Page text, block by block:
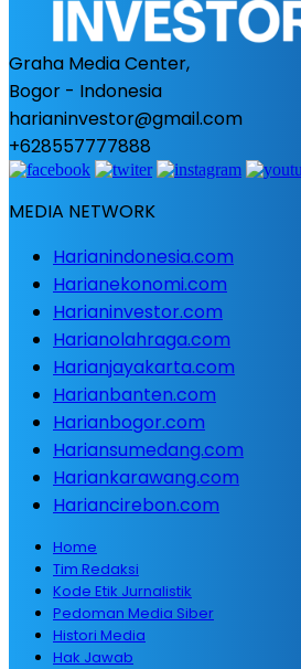
Graha Media Center,
Bogor - Indonesia
harianinvestor@gmail.com
+628557777888
MEDIA NETWORK
Harianindonesia.com
Harianekonomi.com
Harianinvestor.com
Harianolahraga.com
Harianjayakarta.com
Harianbanten.com
Harianbogor.com
Hariansumedang.com
Hariankarawang.com
Hariancirebon.com
Home
Tim Redaksi
Kode Etik Jurnalistik
Pedoman Media Siber
Histori Media
Hak Jawab